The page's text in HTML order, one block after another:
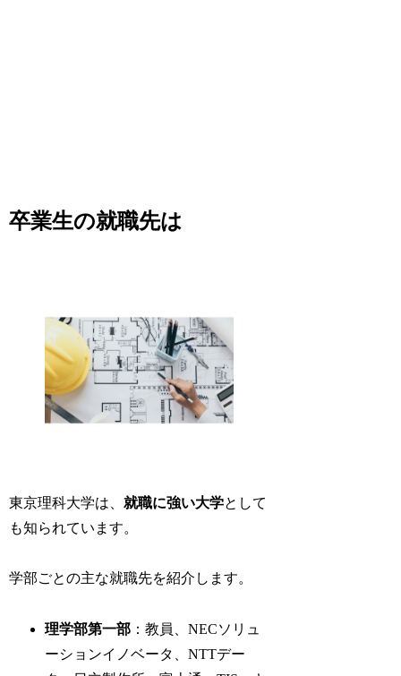
卒業生の就職先は
東京理科大学は、就職に強い大学として
も知られています。
学部ごとの主な就職先を紹介します。
理学部第一部 ：教員、NECソリュ
ーションイノベータ、NTTデー